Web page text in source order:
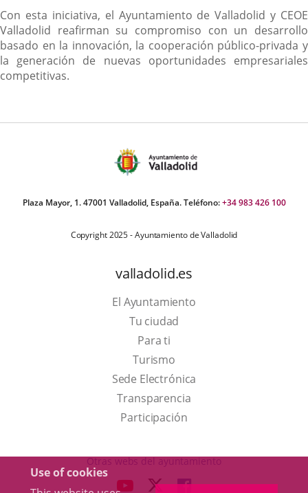
Use of cookies
Con esta iniciativa, el Ayuntamiento de Valladolid y CEOE
Valladolid reafirman su compromiso con un desarrollo
basado en la innovación, la cooperación público-privada y
la generación de nuevas oportunidades empresariales
competitivas.
Plaza Mayor, 1. 47001 Valladolid, España. Teléfono:+34 983 426 100
Copyright 2025 - Ayuntamiento de Valladolid
valladolid.es
El Ayuntamiento
Tu ciudad
Para ti
TurismoThis
link
will
open
a
Sede Electrónica
Transparencia
Participación
Otras webs del ayuntamiento
LINK LINKLINK